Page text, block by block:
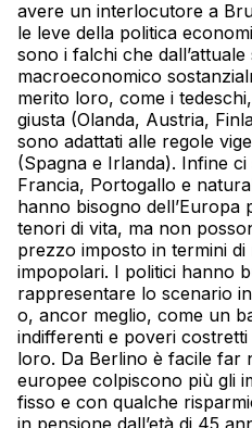
avere un interlocutore a
le leve della politica
sono i falchi che dall’attuale
macroeconomico
merito loro, come i
giusta (Olanda, Austria,
sono adattati alle regole
(Spagna e Irlanda). Infine
Francia, Portogallo e
hanno bisogno dell’Europa
tenori di vita, ma non
prezzo imposto in termini
impopolari. I politici hanno
rappresentare lo scenario
o, ancor meglio, come un
indifferenti e poveri
loro. Da Berlino è facile far
europee colpiscono più gli
fisso e con qualche